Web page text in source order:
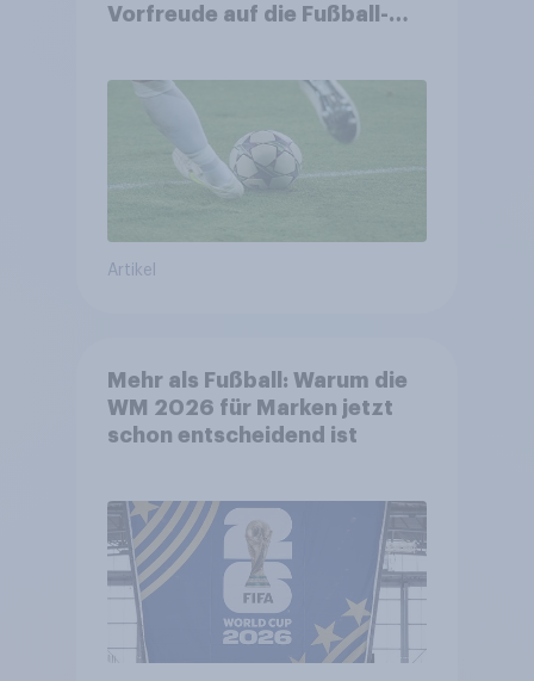
Vorfreude auf die Fußball-
Artikel
Mehr als Fußball: Warum die
WM 2026 für Marken jetzt
schon entscheidend ist